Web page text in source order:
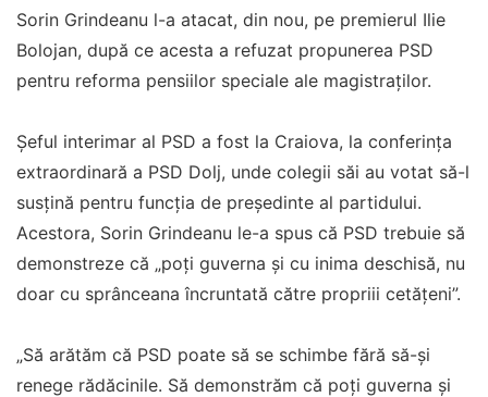
Sorin Grindeanu l-a atacat, din nou, pe premierul Ilie
Bolojan, după ce acesta a refuzat propunerea PSD
pentru reforma pensiilor speciale ale magistraților.
Șeful interimar al PSD a fost la Craiova, la conferința
extraordinară a PSD Dolj, unde colegii săi au votat să-l
susțină pentru funcția de președinte al partidului.
Acestora, Sorin Grindeanu le-a spus că PSD trebuie să
demonstreze că „poţi guverna şi cu inima deschisă, nu
doar cu sprânceana încruntată către propriii cetăţeni”.
„Să arătăm că PSD poate să se schimbe fără să-şi
renege rădăcinile. Să demonstrăm că poţi guverna şi